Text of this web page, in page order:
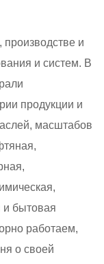
и
и систем. В
продукции и
масштабов
и бытовая
работаем,
о своей